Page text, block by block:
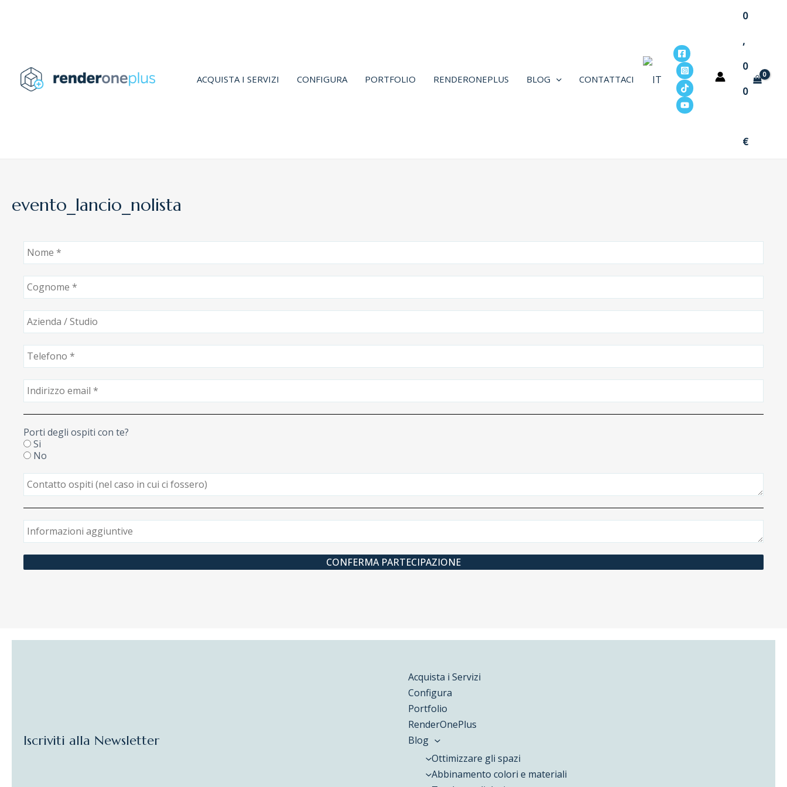
ACQUISTA I SERVIZI CONFIGURA PORTFOLIO RENDERONEPLUS BLOG CONTATTACI
0
,
0
0
€
evento_lancio_nolista
Porti degli ospiti con te?
Si
No
Iscriviti alla Newsletter
Acquista i Servizi
Configura
Portfolio
RenderOnePlus
Blog
Ottimizzare gli spazi
Abbinamento colori e materiali